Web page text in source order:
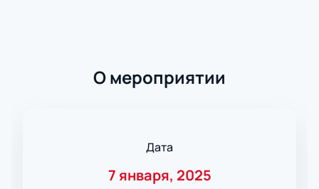
О мероприятии
Дата
7 января, 2025